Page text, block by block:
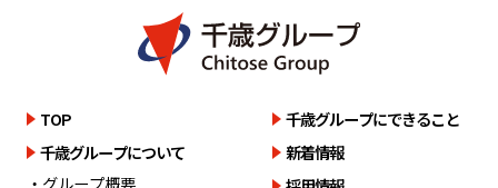
TOP
千歳グループにできること
千歳グループについて
・グループ概要
新着情報